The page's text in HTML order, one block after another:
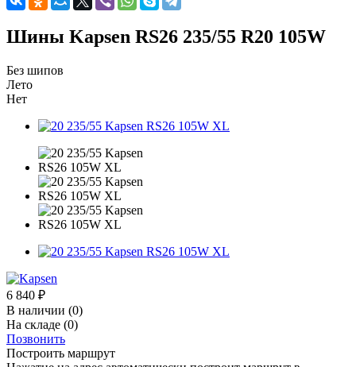
Шины Kapsen RS26 235/55 R20 105W
Без шипов
Лето
Нет
6 840 ₽
В наличии (0)
На складе (0)
Позвонить
Построить маршрут